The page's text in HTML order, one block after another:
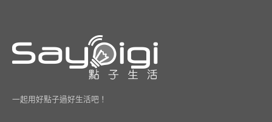
一起用好點子過好生活吧！